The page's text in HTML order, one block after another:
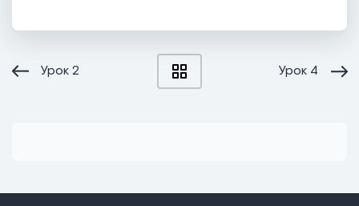
Урок2 Урок 4